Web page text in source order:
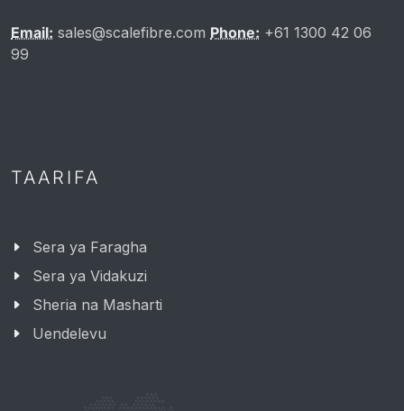
Email: sales@scalefibre.com Phone: +61 1300 42 06
99
TAARIFA
Sera ya Faragha
Sera ya Vidakuzi
Sheria na Masharti
Uendelevu